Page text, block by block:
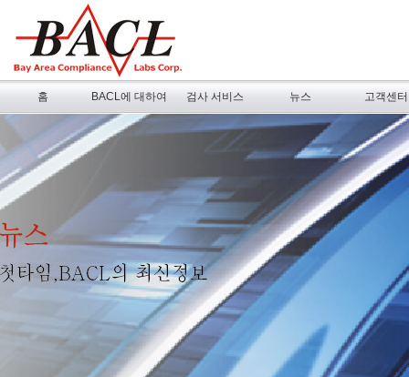
홈 BACL에 대하여 검사 서비스 뉴스 고객센터